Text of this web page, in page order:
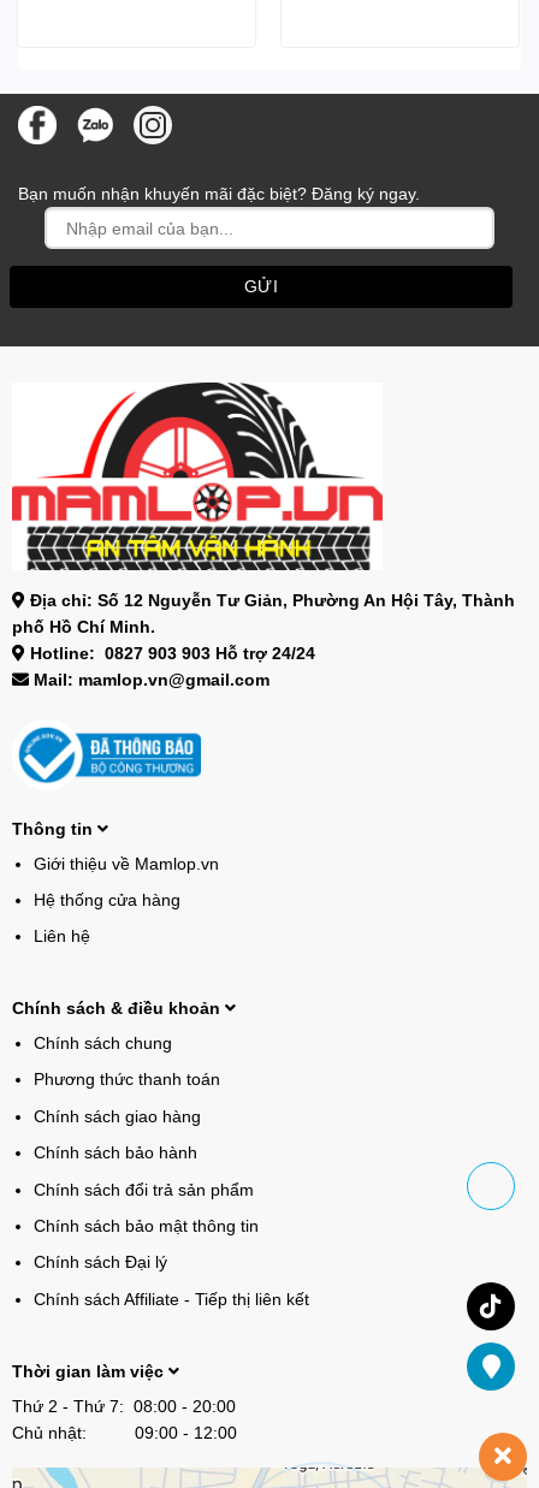
Bạn muốn nhận khuyến mãi đặc biệt? Đăng ký ngay.
Địa chỉ: Số 12 Nguyễn Tư Giản, Phường An Hội Tây, Thành
phố Hồ Chí Minh.
Hotline: 0827 903 903 Hỗ trợ 24/24
Mail: mamlop.vn@gmail.com
Thông tin
Giới thiệu về Mamlop.vn
Hệ thống cửa hàng
Liên hệ
Chính sách & điều khoản
Chính sách chung
Phương thức thanh toán
Chính sách giao hàng
Chính sách bảo hành
Chính sách đổi trả sản phẩm
Chính sách bảo mật thông tin
Chính sách Đại lý
Chính sách Affiliate - Tiếp thị liên kết
Thời gian làm việc
Thứ 2 - Thứ 7: 08:00 - 20:00
Chủ nhật: 09:00 - 12:00